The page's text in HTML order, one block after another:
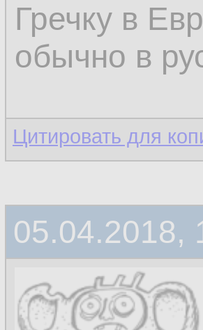
Гречку в
обычно в
Цитировать для
05.04.2018,